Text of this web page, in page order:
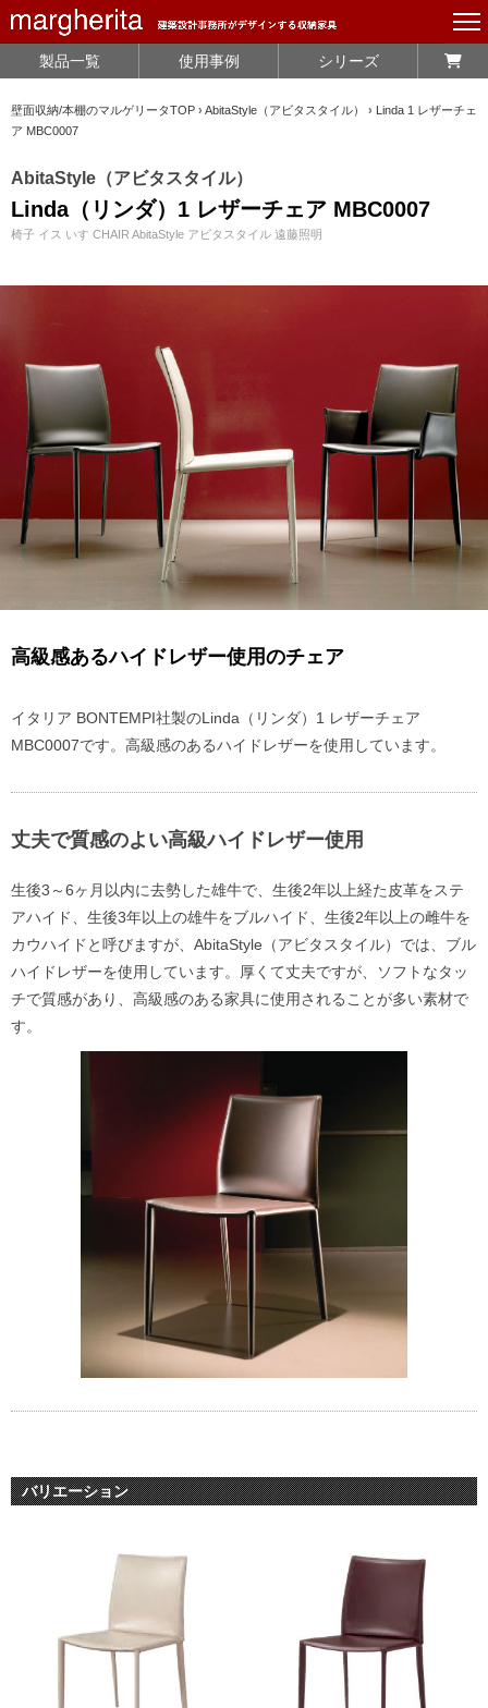
製品一覧 使用事例 シリーズ
壁面収納/本棚のマルゲリータTOP › AbitaStyle（アビタスタイル） › Linda 1 レザーチェ
ア MBC0007
AbitaStyle（アビタスタイル）
Linda（リンダ）1 レザーチェア MBC0007
椅子 イス いす CHAIR AbitaStyle アビタスタイル 遠藤照明
高級感あるハイドレザー使用のチェア
イタリア BONTEMPI社製のLinda（リンダ）1 レザーチェア
MBC0007です。高級感のあるハイドレザーを使用しています。
丈夫で質感のよい高級ハイドレザー使用
生後3～6ヶ月以内に去勢した雄牛で、生後2年以上経た皮革をステ
アハイド、生後3年以上の雄牛をブルハイド、生後2年以上の雌牛を
カウハイドと呼びますが、AbitaStyle（アビタスタイル）では、ブル
ハイドレザーを使用しています。厚くて丈夫ですが、ソフトなタッ
チで質感があり、高級感のある家具に使用されることが多い素材で
す。
バリエーション